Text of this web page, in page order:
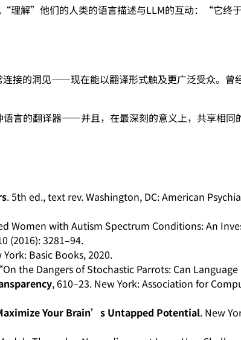
理解”他们的人类的语言描述与LLM的互动：“它终
接的洞见——现在能以翻译形式触及更广泛受众。曾
言的翻译器——并且，在最深刻的意义上，共享相同
. 5th ed., text rev. Washington, DC: American
Women with Autism Spectrum Conditions: An
(2016): 3281–94.
York: Basic Books, 2020.
the Dangers of Stochastic Parrots: Can Language
, 610–23. New York: Association for
Your Brain’s Untapped Potential. New